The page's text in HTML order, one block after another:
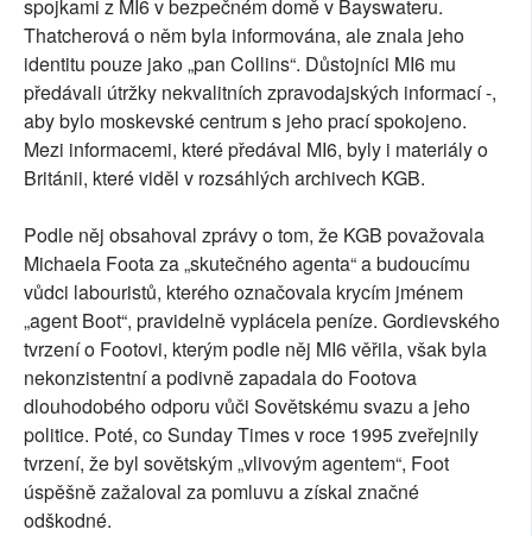
spojkami z MI6 v bezpečném domě v Bayswateru.
Thatcherová o něm byla informována, ale znala jeho
identitu pouze jako „pan Collins“. Důstojníci MI6 mu
předávali útržky nekvalitních zpravodajských informací -,
aby bylo moskevské centrum s jeho prací spokojeno.
Mezi informacemi, které předával MI6, byly i materiály o
Británii, které viděl v rozsáhlých archivech KGB.
Podle něj obsahoval zprávy o tom, že KGB považovala
Michaela Foota za „skutečného agenta“ a budoucímu
vůdci labouristů, kterého označovala krycím jménem
„agent Boot“, pravidelně vyplácela peníze. Gordievského
tvrzení o Footovi, kterým podle něj MI6 věřila, však byla
nekonzistentní a podivně zapadala do Footova
dlouhodobého odporu vůči Sovětskému svazu a jeho
politice. Poté, co Sunday Times v roce 1995 zveřejnily
tvrzení, že byl sovětským „vlivovým agentem“, Foot
úspěšně zažaloval za pomluvu a získal značné
odškodné.